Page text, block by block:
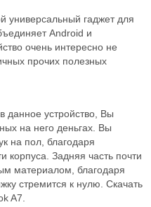
универсальный гаджет для
Android и
очень интересно не
прочих полезных
данное устройство, Вы
на него деньгах. Вы
на пол, благодаря
корпуса. Задняя часть почти
материалом, благодаря
стремится к нулю. Скачать
A7.